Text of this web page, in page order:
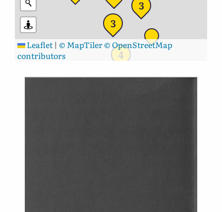
3
4
3
Leaflet | © MapTiler© OpenStreetMap
contributors